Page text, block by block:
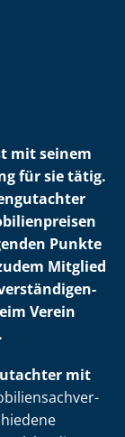
mit seinem
für sie tätig.
Punkte
Mitglied
Verein
mit